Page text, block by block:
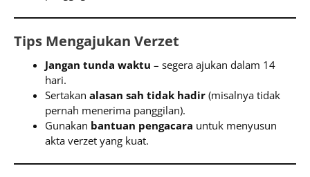
Tips Mengajukan Verzet
Jangan tunda waktu – segera ajukan dalam 14
hari.
Sertakan alasan sah tidak hadir (misalnya tidak
pernah menerima panggilan).
Gunakan bantuan pengacara untuk menyusun
akta verzet yang kuat.